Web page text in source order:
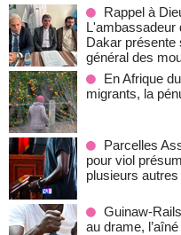
Rappel à
L'ambassadeur
Dakar présente
général des
En Afrique
migrants, la
Parcelles
pour viol
plusieurs autres
Guinaw-
au drame,